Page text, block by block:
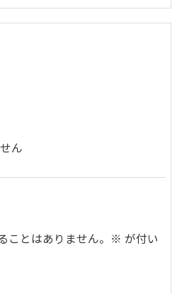
ん
とはありません。 ※ が付い